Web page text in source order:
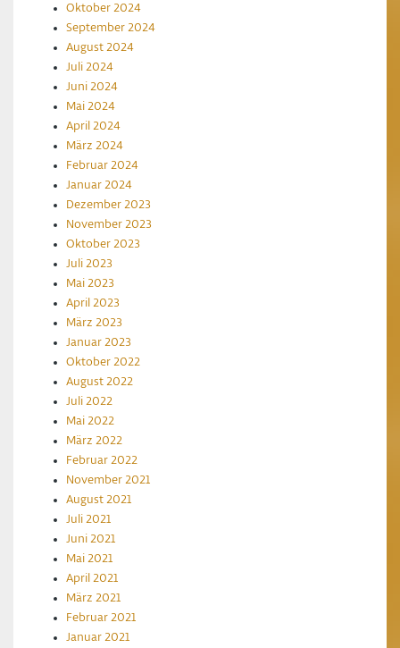
Oktober 2024
September 2024
August 2024
Juli 2024
Juni 2024
Mai 2024
April 2024
März 2024
Februar 2024
Januar 2024
Dezember 2023
November 2023
Oktober 2023
Juli 2023
Mai 2023
April 2023
März 2023
Januar 2023
Oktober 2022
August 2022
Juli 2022
Mai 2022
März 2022
Februar 2022
November 2021
August 2021
Juli 2021
Juni 2021
Mai 2021
April 2021
März 2021
Februar 2021
Januar 2021